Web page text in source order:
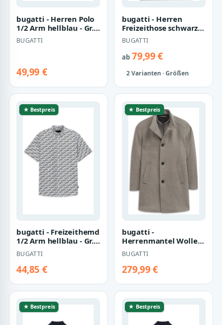
bugatti - Herren Polo
1/2 Arm hellblau - Gr. -
XL
BUGATTI
49,99 €
bugatti - Herren
Freizeithose schwarz -
Gr. - 34
BUGATTI
ab79,99 €
2 Varianten · Größen
★ Bestpreis
bugatti - Freizeithemd
1/2 Arm hellblau - Gr. -
3XL
BUGATTI
44,85 €
★ Bestpreis
bugatti -
Herrenmantel Wolle
hellgrau - Gr. - 56
BUGATTI
279,99 €
★ Bestpreis ★ Bestpreis